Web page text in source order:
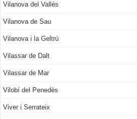
Vilanova del Vallès
Vilanova de Sau
Vilanova i la Geltrú
Vilassar de Dalt
Vilassar de Mar
Vilobí del Penedès
Viver i Serrateix